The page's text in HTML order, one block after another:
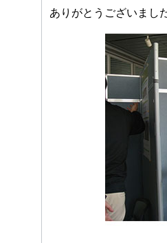
ありがとうございまし